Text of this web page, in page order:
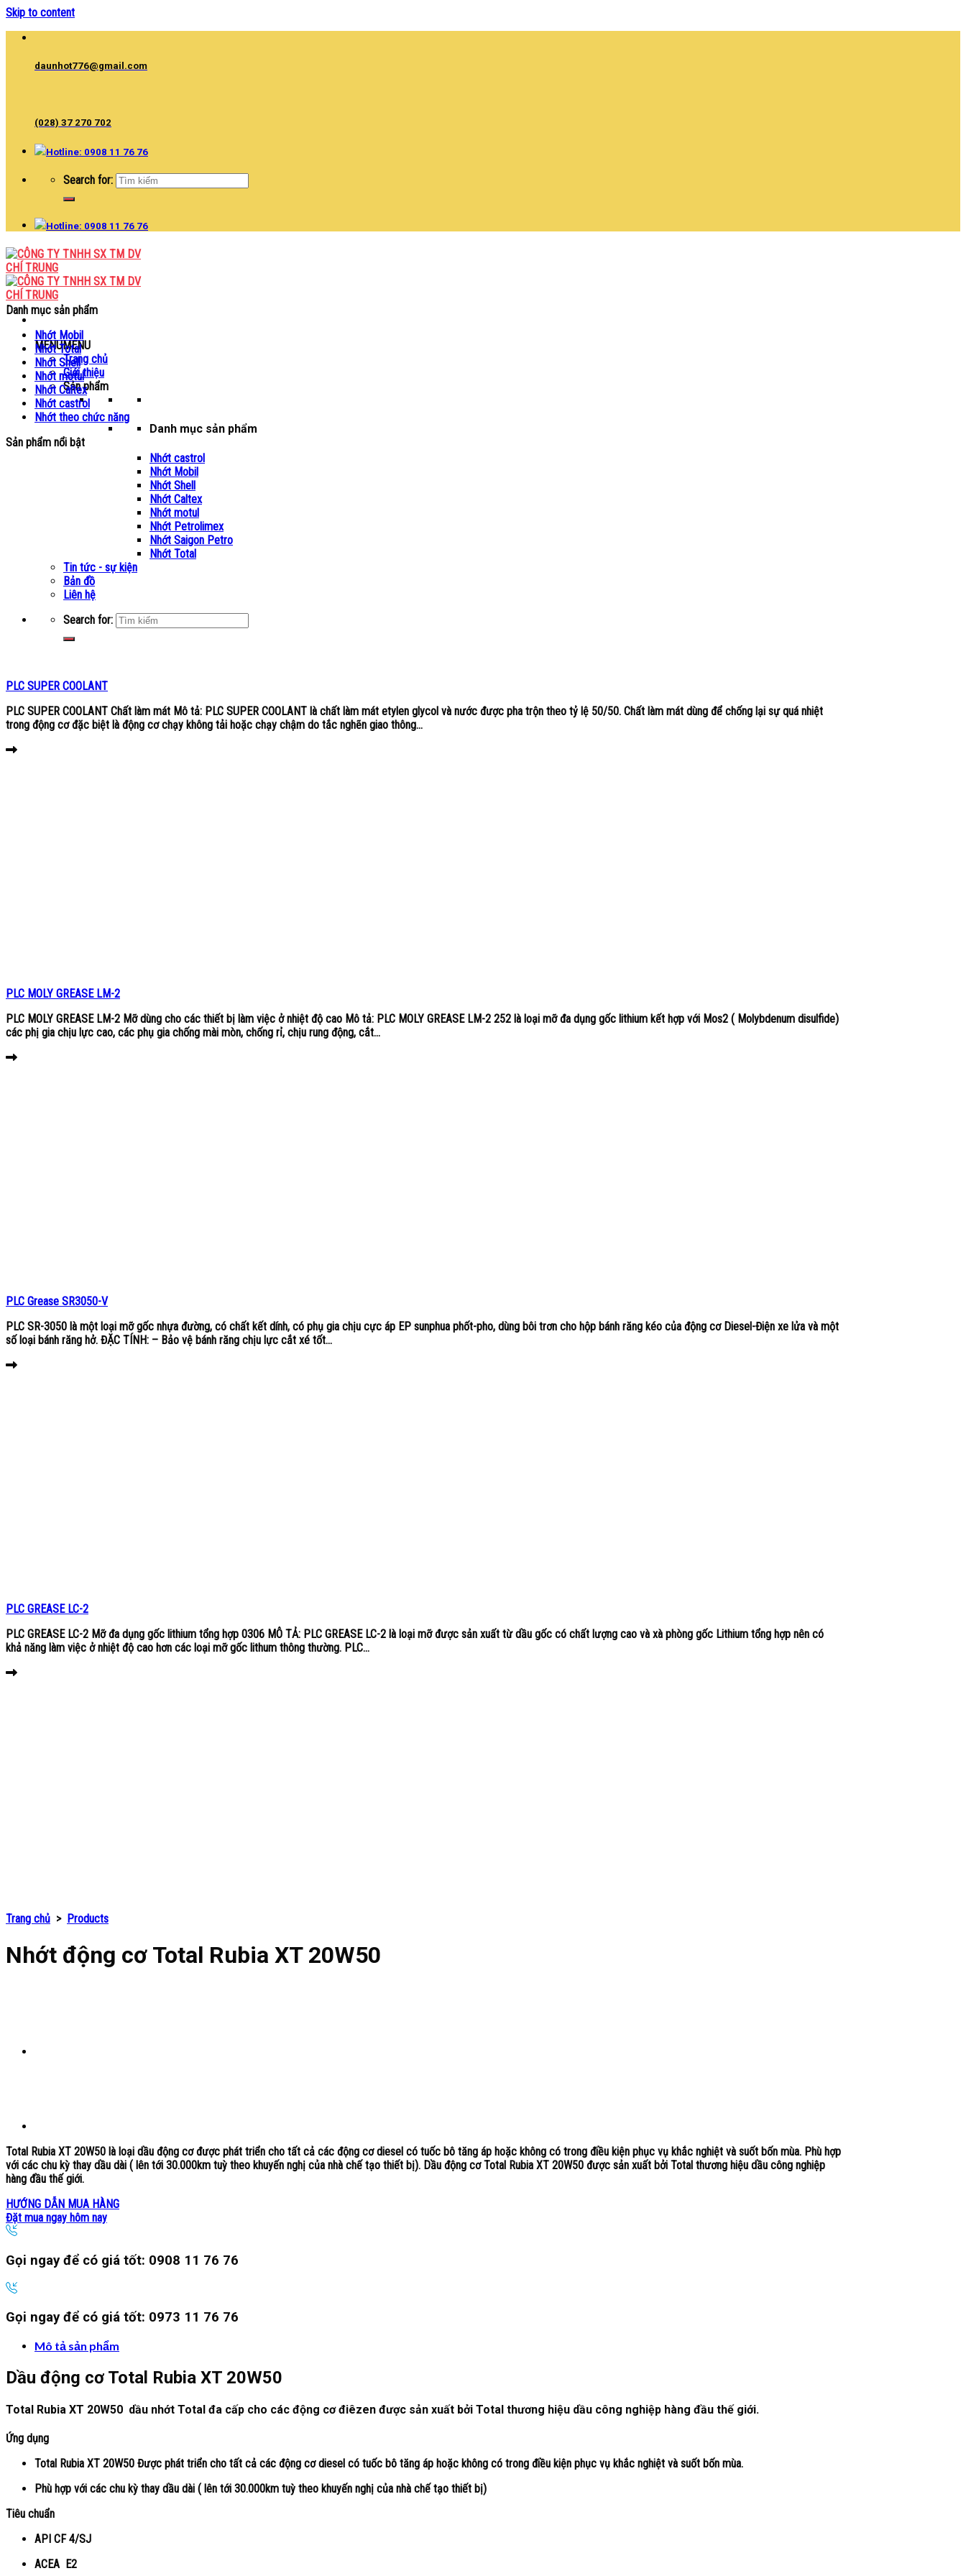
Skip to content
daunhot776@gmail.com
(028) 37 270 702
Hotline: 0908 11 76 76
Search for:
Hotline: 0908 11 76 76
MENUMENU
Trang chủ
Giới thiệu
Sản phẩm
Danh mục sản phẩm
Nhớt castrol
Nhớt Mobil
Nhớt Shell
Nhớt Caltex
Nhớt motul
Nhớt Petrolimex
Nhớt Saigon Petro
Nhớt Total
Tin tức - sự kiện
Bản đồ
Liên hệ
Search for:
Danh mục sản phẩm
Nhớt Mobil
Nhớt Total
Nhớt Shell
Nhớt motul
Nhớt Caltex
Nhớt castrol
Nhớt theo chức năng
Sản phẩm nổi bật
PLC SUPER COOLANT
PLC SUPER COOLANT Chất làm mát Mô tả: PLC SUPER COOLANT là chất làm mát etylen glycol và nước được pha trộn theo tỷ lệ 50/50. Chất làm mát dùng để chống lại sự quá nhiệt
trong động cơ đặc biệt là động cơ chạy không tải hoặc chạy chậm do tắc nghẽn giao thông...
PLC MOLY GREASE LM-2
PLC MOLY GREASE LM-2 Mỡ dùng cho các thiết bị làm việc ở nhiệt độ cao Mô tả: PLC MOLY GREASE LM-2 252 là loại mỡ đa dụng gốc lithium kết hợp với Mos2 ( Molybdenum disulfide)
các phị gia chịu lực cao, các phụ gia chống mài mòn, chống rỉ, chịu rung động, cắt...
PLC Grease SR3050-V
PLC SR-3050 là một loại mỡ gốc nhựa đường, có chất kết dính, có phụ gia chịu cực áp EP sunphua phốt-pho, dùng bôi trơn cho hộp bánh răng kéo của động cơ Diesel-Điện xe lửa và một
số loại bánh răng hở. ĐẶC TÍNH: – Bảo vệ bánh răng chịu lực cắt xé tốt...
PLC GREASE LC-2
PLC GREASE LC-2 Mỡ đa dụng gốc lithium tổng hợp 0306 MÔ TẢ: PLC GREASE LC-2 là loại mỡ được sản xuất từ dầu gốc có chất lượng cao và xà phòng gốc Lithium tổng hợp nên có
khả năng làm việc ở nhiệt độ cao hơn các loại mỡ gốc lithum thông thường. PLC...
Trang chủ > Products
Nhớt động cơ Total Rubia XT 20W50
Total Rubia XT 20W50 là loại dầu động cơ được phát triển cho tất cả các động cơ diesel có tuốc bô tăng áp hoặc không có trong điều kiện phục vụ khắc nghiệt và suốt bốn mùa. Phù hợp
với các chu kỳ thay dầu dài ( lên tới 30.000km tuỳ theo khuyến nghị của nhà chế tạo thiết bị). Dầu động cơ Total Rubia XT 20W50 được sản xuất bởi Total thương hiệu dầu công nghiệp
hàng đầu thế giới.
HƯỚNG DẪN MUA HÀNG
Đặt mua ngay hôm nay
Gọi ngay để có giá tốt: 0908 11 76 76
Gọi ngay để có giá tốt: 0973 11 76 76
Mô tả sản phẩm
Dầu động cơ Total Rubia XT 20W50
Total Rubia XT 20W50 dầu nhớt Total đa cấp cho các động cơ điêzen được sản xuất bởi Total thương hiệu dầu công nghiệp hàng đầu thế giới.
Ứng dụng
Total Rubia XT 20W50 Được phát triển cho tất cả các động cơ diesel có tuốc bô tăng áp hoặc không có trong điều kiện phục vụ khắc nghiệt và suốt bốn mùa.
Phù hợp với các chu kỳ thay dầu dài ( lên tới 30.000km tuỳ theo khuyến nghị của nhà chế tạo thiết bị)
Tiêu chuẩn
API CF 4/SJ
ACEA E2